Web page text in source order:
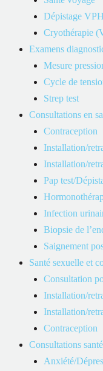
Dépistage
Cryothérapie
Examens
Mesure
Cycle de
Strep test
Consultations en
Contraception
Installation/
Installation/
Pap test/
Infection
Biopsie de
Saignement
Santé sexuelle et
Consultation
Installation/
Installation/
Contraception
Consultations
Anxiété/
Bienvenue sur
engagés à protéger
protection des
politique de
nous collectons,
renseignements
2. Collecte de
Nous pouvons collecter
suivants lorsque vous
Informations
adresse postale,
Informations de
informations de
horaire,
interagissez avec
Informations
informations de